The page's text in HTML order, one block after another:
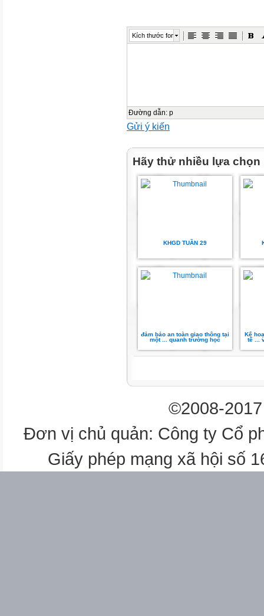
2
3
2/4/2026
TÊN BÀI DẠY
Kích thước font
Đường dẫn: p
Gửi ý kiến
Hãy thử nhiều lựa chọn
KHGD TUẦN 29
đảm bảo an toàn giao thông tại
một ... quanh trường học
Kế
tế ...
©2008-
Đơn vị chủ quản: Công ty Cổ
Giấy phép mạng xã hội số